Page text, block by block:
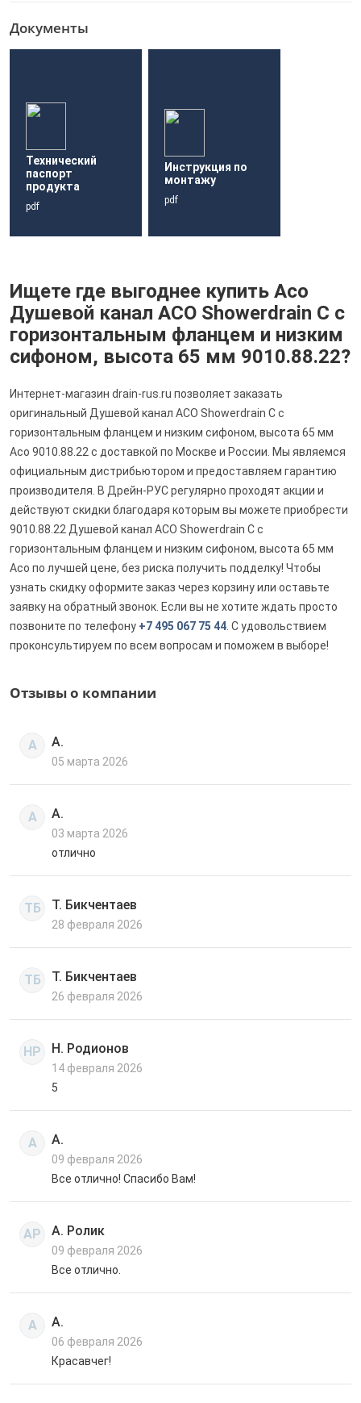
Документы
Технический
паспорт
продукта
pdf
Инструкция по
монтажу
pdf
Ищете где выгоднее купить Aco
Душевой канал ACO Showerdrain C с
горизонтальным фланцем и низким
сифоном, высота 65 мм 9010.88.22?
Интернет-магазин drain-rus.ru позволяет заказать
оригинальный Душевой канал ACO Showerdrain C с
горизонтальным фланцем и низким сифоном, высота 65 мм
Aco 9010.88.22 с доставкой по Москве и России. Мы являемся
официальным дистрибьютором и предоставляем гарантию
производителя. В Дрейн-РУС регулярно проходят акции и
действуют скидки благодаря которым вы можете приобрести
9010.88.22 Душевой канал ACO Showerdrain C с
горизонтальным фланцем и низким сифоном, высота 65 мм
Aco по лучшей цене, без риска получить подделку! Чтобы
узнать скидку оформите заказ через корзину или оставьте
заявку на обратный звонок. Если вы не хотите ждать просто
позвоните по телефону +7 495 067 75 44 . С удовольствием
проконсультируем по всем вопросам и поможем в выборе!
Отзывы о компании
А А.
05 марта 2026
А А.
03 марта 2026
отлично
ТБ Т. Бикчентаев
28 февраля 2026
ТБ Т. Бикчентаев
26 февраля 2026
НР Н. Родионов
14 февраля 2026
5
А А.
09 февраля 2026
Все отлично! Спасибо Вам!
АР А. Ролик
09 февраля 2026
Все отлично.
А А.
06 февраля 2026
Красавчег!